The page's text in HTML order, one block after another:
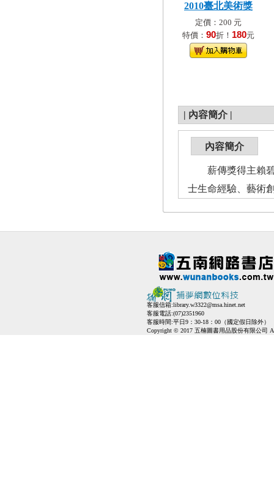
2010臺北美術獎
定價：200 元
特價： 90折！ 180元
| 內容簡介 |
內容簡介
薪傳獎得主賴碧
士生命經驗、藝術
客服信箱:library.w3322@msa.hinet.net
客服電話:(07)2351960
客服時間:平日9：30-18：00（國定假日除外）
Copyright © 2017 五楠圖書用品股份有限公司